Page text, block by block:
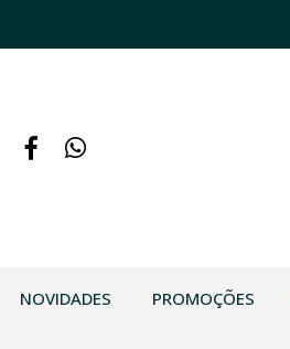
NOVIDADES PROMOÇÕES